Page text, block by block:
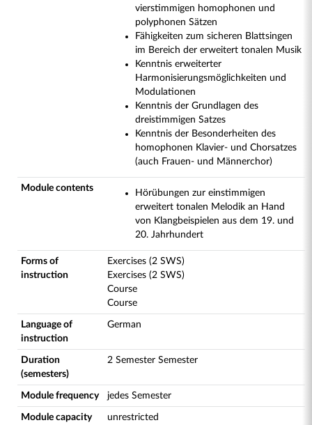
vierstimmigen homophonen und
polyphonen Sätzen
Fähigkeiten zum sicheren Blattsingen
im Bereich der erweitert tonalen Musik
Kenntnis erweiterter
Harmonisierungsmöglichkeiten und
Modulationen
Kenntnis der Grundlagen des
dreistimmigen Satzes
Kenntnis der Besonderheiten des
homophonen Klavier- und Chorsatzes
(auch Frauen- und Männerchor)
Module contents
Hörübungen zur einstimmigen
erweitert tonalen Melodik an Hand
von Klangbeispielen aus dem 19. und
20. Jahrhundert
Forms of
instruction
Exercises (2 SWS)
Exercises (2 SWS)
Course
Course
Language of
instruction
German
Duration
(semesters)
2 Semester Semester
Module frequency jedes Semester
Module capacity unrestricted